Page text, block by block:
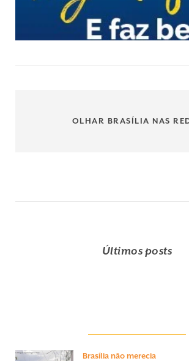
OLHAR BRASÍLIA NAS
Últimos posts
Brasília não merecia